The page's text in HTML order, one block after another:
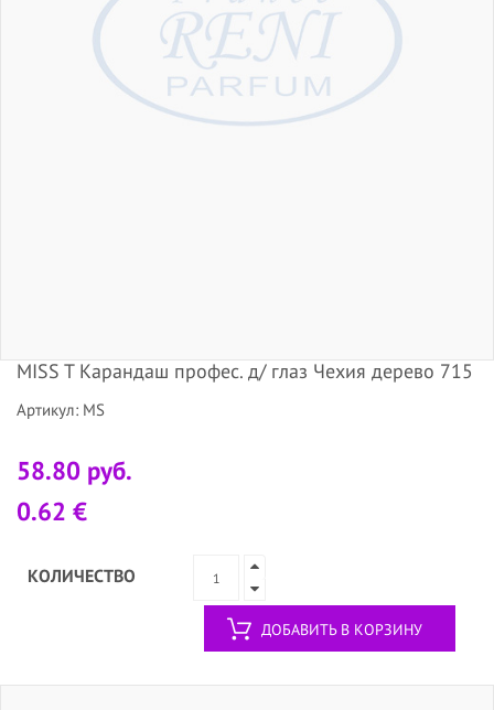
MISS T Карандаш профес. д/ глаз Чехия дерево 715
Артикул: MS
58.80 руб.
0.62 €
КОЛИЧЕСТВО
ДОБАВИТЬ В КОРЗИНУ